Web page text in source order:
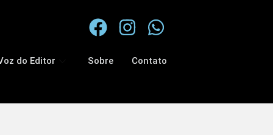
do Editor Sobre Contato